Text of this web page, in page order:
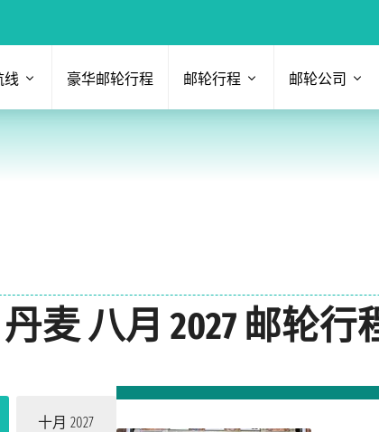
线 豪华邮轮行程 邮轮行程 邮轮公司
麦 八月 2027 邮轮行
十月 2027